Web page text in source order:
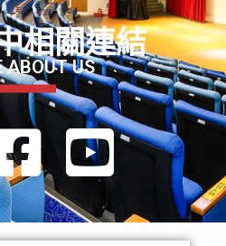
相關連結
ABOUT US